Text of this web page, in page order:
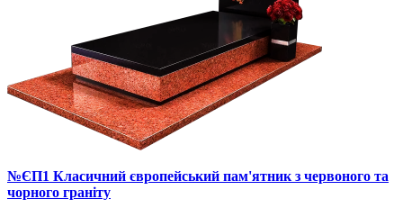
№ЄП1 Класичний європейський пам'ятник з червоного та
чорного граніту